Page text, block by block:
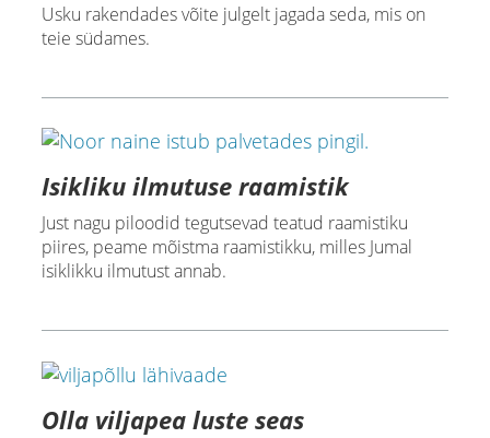
Usku rakendades võite julgelt jagada seda, mis on
teie südames.
Isikliku ilmutuse raamistik
Just nagu piloodid tegutsevad teatud raamistiku
piires, peame mõistma raamistikku, milles Jumal
isiklikku ilmutust annab.
Olla viljapea luste seas